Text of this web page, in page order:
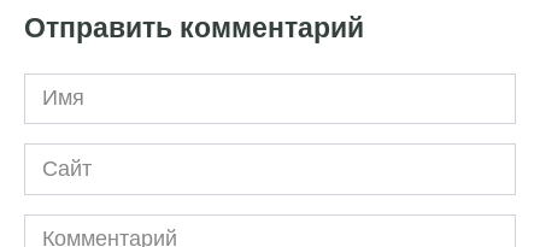
Отправить комментарий
Имя
Сайт
Комментарий